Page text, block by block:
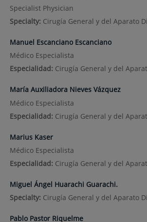
Specialist Physician
Specialty: Cirugía General y del Aparato
Manuel Escanciano Escanciano
Médico Especialista
Especialidad: Cirugía General y del
María Auxiliadora Nieves Vázquez
Médico Especialista
Especialidad: Cirugía General y del
Marius Kaser
Médico Especialista
Especialidad: Cirugía General y del
Miguel Ángel Huarachi Guarachi.
Specialty: Cirugía General y del Aparato
Pablo Pastor Riquelme